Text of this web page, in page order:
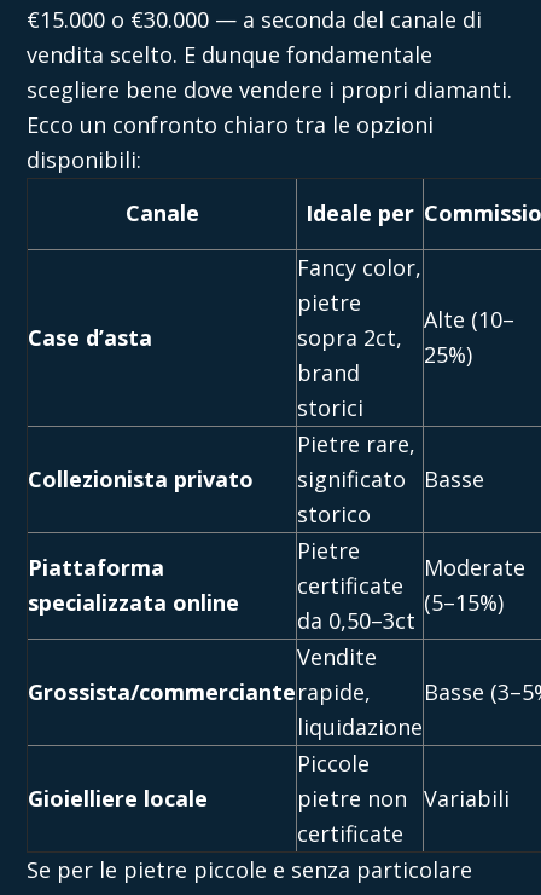
€15.000 o €30.000 — a seconda del canale di
vendita scelto. E dunque fondamentale
scegliere bene dove vendere i propri diamanti.
Ecco un confronto chiaro tra le opzioni
disponibili:
Canale
Ideale per
Case d’asta
Fancy color,
pietre
sopra 2ct,
brand
storici
Alte (10–
25%)
Collezionista privato
Pietre rare,
significato
storico
Basse
Piattaforma
specializzata online
Pietre
certificate
da 0,50–3ct
Moderate
(5–15%)
Grossista/commerciante
Vendite
rapide,
liquidazione
Basse
Gioielliere locale
Piccole
pietre non
certificate
Variabili
Se per le pietre piccole e senza particolare